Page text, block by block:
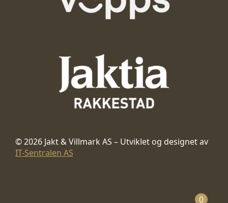
0
© 2026 Jakt & Villmark AS – Utviklet og designet av
IT-Sentralen AS